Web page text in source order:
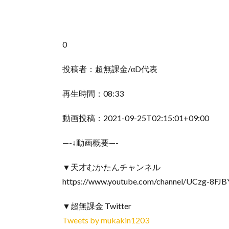
0
投稿者：超無課金/αD代表
再生時間：08:33
動画投稿：2021-09-25T02:15:01+09:00
—-↓動画概要—-
▼天才むかたんチャンネル
https://www.youtube.com/channel/UCzg-
▼超無課金 Twitter
Tweets by mukakin1203